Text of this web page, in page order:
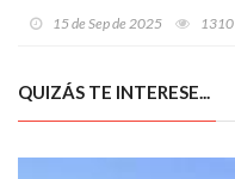
sincitial para mayores de 60
graves
15 de Sep de 2025 1310
QUIZÁS TE INTERESE...